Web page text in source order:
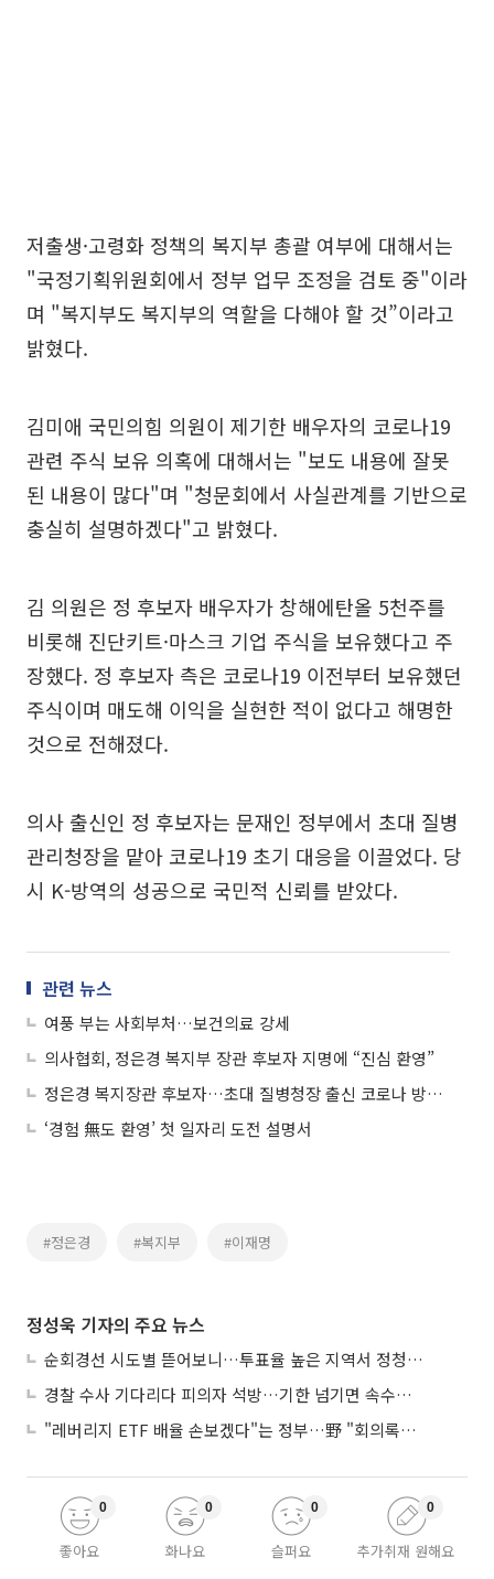
저출생·고령화 정책의 복지부 총괄 여부에 대해서는
"국정기획위원회에서 정부 업무 조정을 검토 중"이라
며 "복지부도 복지부의 역할을 다해야 할 것”이라고
밝혔다.
김미애 국민의힘 의원이 제기한 배우자의 코로나19
관련 주식 보유 의혹에 대해서는 "보도 내용에 잘못
된 내용이 많다"며 "청문회에서 사실관계를 기반으로
충실히 설명하겠다"고 밝혔다.
김 의원은 정 후보자 배우자가 창해에탄올 5천주를
비롯해 진단키트·마스크 기업 주식을 보유했다고 주
장했다. 정 후보자 측은 코로나19 이전부터 보유했던
주식이며 매도해 이익을 실현한 적이 없다고 해명한
것으로 전해졌다.
의사 출신인 정 후보자는 문재인 정부에서 초대 질병
관리청장을 맡아 코로나19 초기 대응을 이끌었다. 당
시 K-방역의 성공으로 국민적 신뢰를 받았다.
관련 뉴스
여풍 부는 사회부처…보건의료 강세
의사협회, 정은경 복지부 장관 후보자 지명에 “진심 환영”
정은경 복지장관 후보자…초대 질병청장 출신 코로나 방역 지휘
‘경험 無도 환영’ 첫 일자리 도전 설명서
#정은경 #복지부 #이재명
정성욱 기자의 주요 뉴스
순회경선 시도별 뜯어보니…투표율 높은 지역서 정청래 강세
경찰 수사 기다리다 피의자 석방…기한 넘기면 속수무책
"레버리지 ETF 배율 손보겠다"는 정부…野 "회의록부터 내놔야"
좋아요
0
화나요
0
슬퍼요
0
추가취재 원해요
0